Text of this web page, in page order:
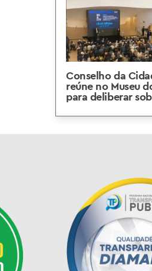
Conselho da
reúne no Museu
para deliberar
estratégicos do